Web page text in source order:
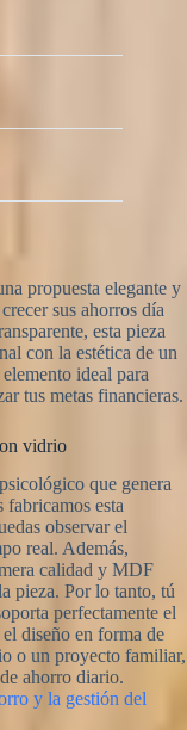
propuesta elegante y
sus ahorros día
esta pieza
con la estética de un
ideal para
tus metas financieras.
vidrio
que genera
esta
observar el
real. Además,
calidad y MDF
pieza. Por lo tanto, tú
perfectamente el
diseño en forma de
o un proyecto familiar,
ahorro diario.
y la gestión del